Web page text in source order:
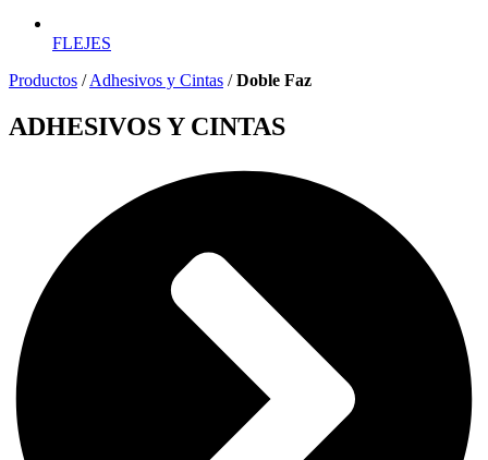
FLEJES
Productos /Adhesivos y Cintas /Doble Faz
ADHESIVOS Y CINTAS